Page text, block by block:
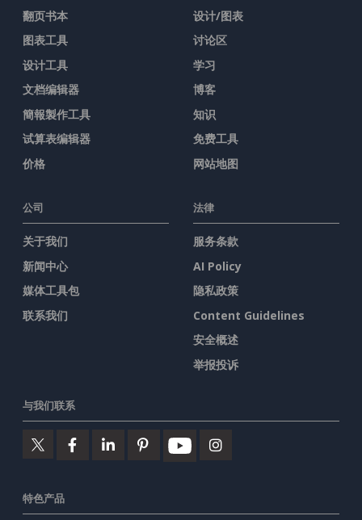
翻页书本
图表工具
设计工具
文档编辑器
簡報製作工具
试算表编辑器
价格
设计/图表
讨论区
学习
博客
知识
免费工具
网站地图
公司
关于我们
新闻中心
媒体工具包
联系我们
法律
服务条款
AI Policy
隐私政策
Content Guidelines
安全概述
举报投诉
与我们联系
特色产品